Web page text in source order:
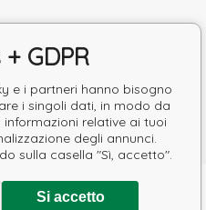
Distribution s.r.o.
GDPR
e i partneri hanno bisogno
i singoli dati, in modo da
relative ai tuoi
degli annunci.
sulla casella "Sì, accetto".
Si accetto